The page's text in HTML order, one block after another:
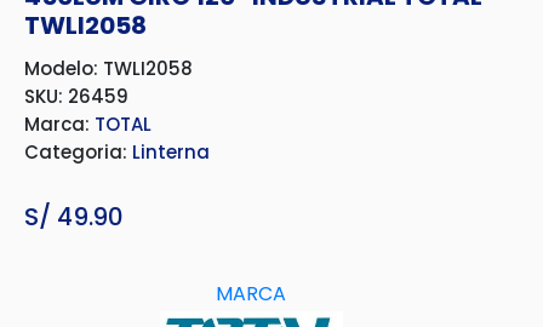
TWLI2058
Modelo: TWLI2058
SKU: 26459
Marca: TOTAL
Categoria: Linterna
S/ 49.90
MARCA